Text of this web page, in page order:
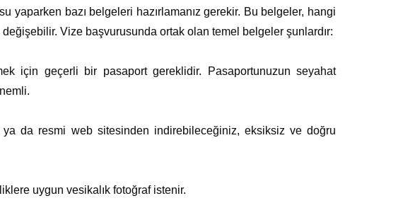
yaparken bazı belgeleri hazırlamanız gerekir. Bu belgeler, hangi
Vize başvurusunda ortak olan temel belgeler şunlardır:
için geçerli bir pasaport gereklidir. Pasaportunuzun seyahat
ya da resmi web sitesinden indirebileceğiniz, eksiksiz ve doğru
uygun vesikalık fotoğraf istenir.